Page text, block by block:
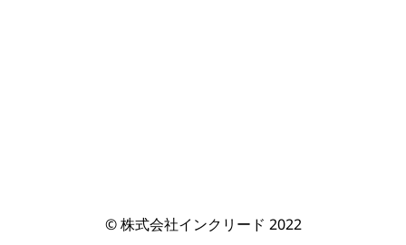
© 株式会社インクリード 2022